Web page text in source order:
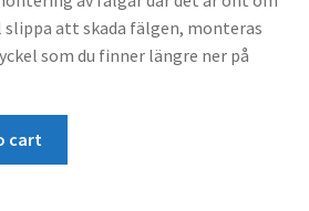
att skada fälgen, monteras
som du finner längre ner på
cart